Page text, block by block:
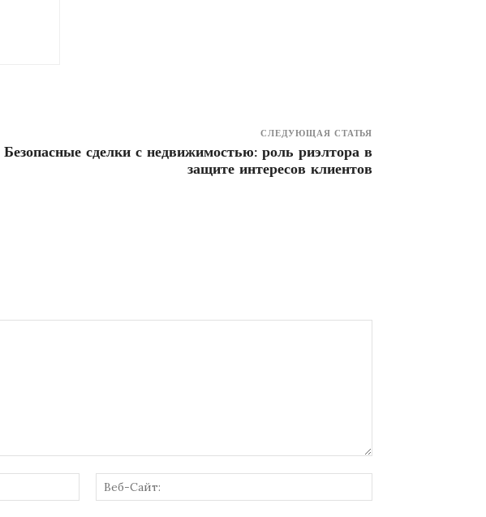
СЛЕДУЮЩАЯ СТАТЬЯ
Безопасные сделки с недвижимостью: роль риэлтора в
защите интересов клиентов
Электронная
почта:*
Сайт: